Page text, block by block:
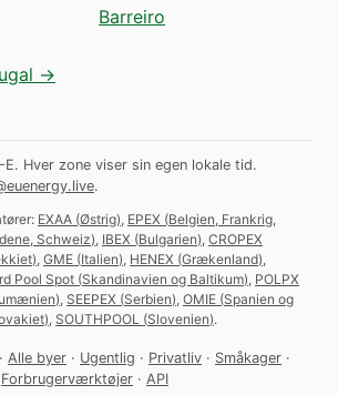
Barreiro
→
E. Hver zone viser sin egen lokale tid.
.
EXAA (Østrig) EPEX (Belgien, Frankrig,
Schweiz) IBEX (Bulgarien) CROPEX
) GME (Italien) HENEX (Grækenland)
Pool Spot (Skandinavien og Baltikum) POLPX
) SEEPEX (Serbien) OMIE (Spanien og
) SOUTHPOOL (Slovenien).
· Alle byer · Ugentlig · Privatliv · Småkager ·
Forbrugerværktøjer · API